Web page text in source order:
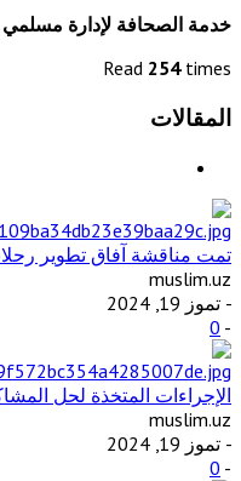
خدمة الصحافة لإدارة مسلمي
Read 254times
المقالات
تمت مناقشة آفاق تطوير رحلات
muslim.uz
- تموز 19, 2024
-
0
الإجراءات المتخذة لحل
muslim.uz
- تموز 19, 2024
-
0